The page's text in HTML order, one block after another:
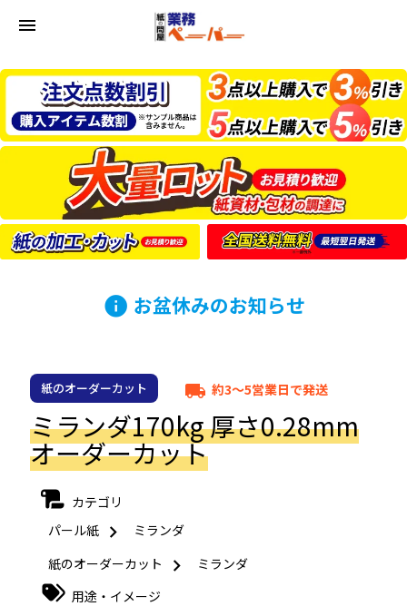
menu
info お盆休みのお知らせ
紙のオーダーカット local_shipping 約3～5営業日で発送
ミランダ170kg 厚さ0.28mm
オーダーカット
カテゴリ
パール紙
ミランダ
紙のオーダーカット
ミランダ
用途・イメージ